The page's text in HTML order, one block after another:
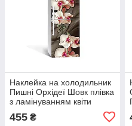
Наклейка на холодильник
Пишні Орхідеї Шовк плівка
з ламінуванням квіти
Рожевий 60х180 см Happy
Pocket Z183583
455 ₴